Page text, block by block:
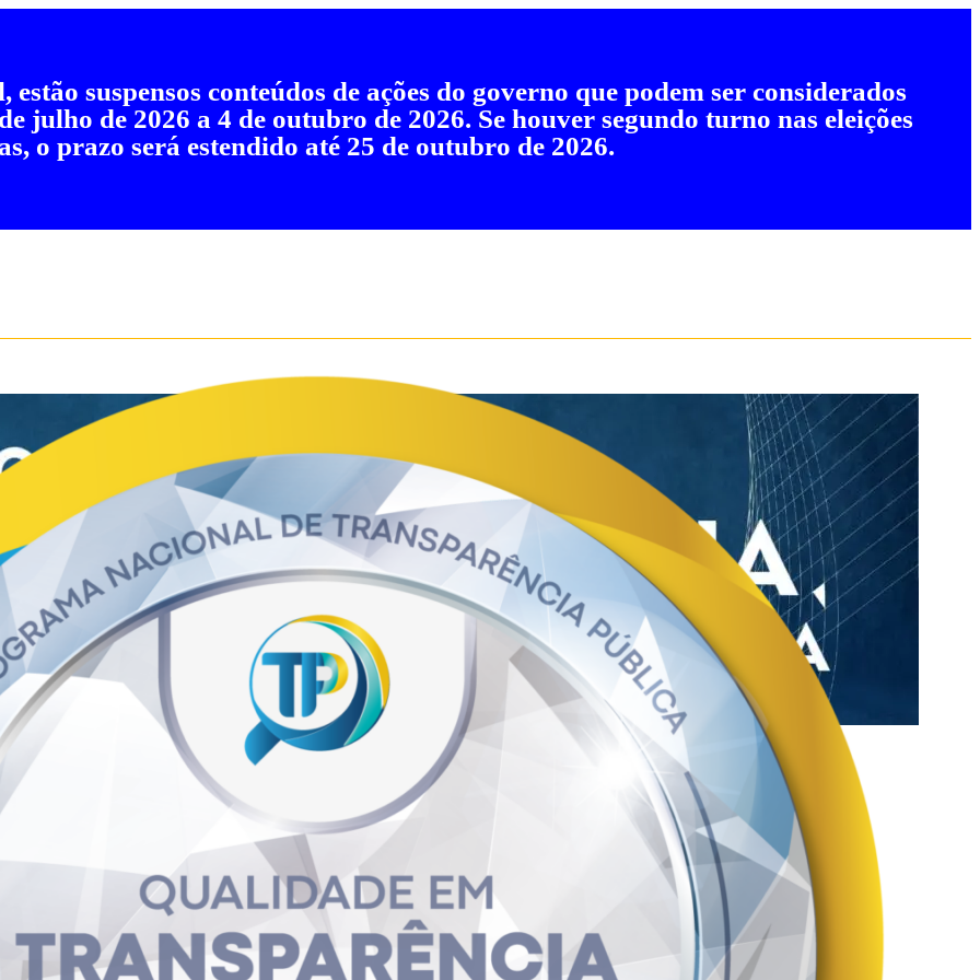
suspensos conteúdos de ações do governo que podem ser considerados
julho de 2026 a 4 de outubro de 2026. Se houver segundo turno nas eleições
o prazo será estendido até 25 de outubro de 2026.